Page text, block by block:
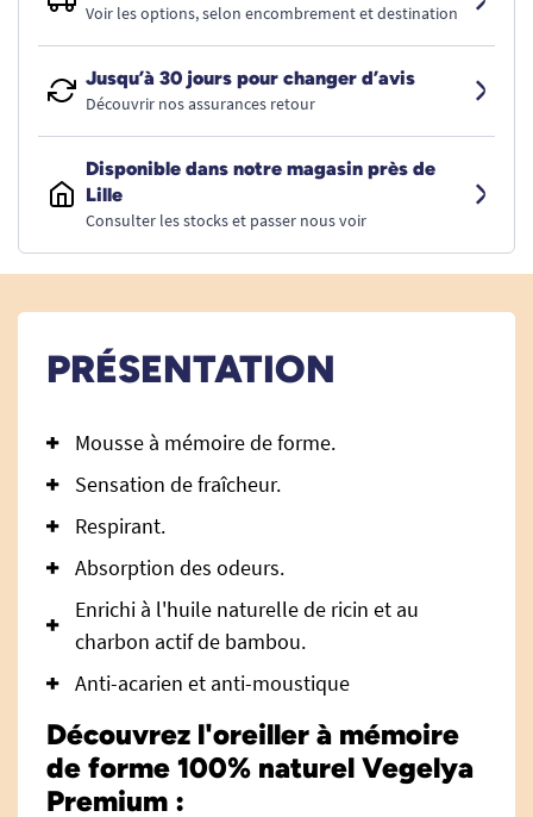
Voir les options, selon encombrement et destination
Jusqu’à 30 jours pour changer d’avis
Découvrir nos assurances retour
Disponible dans notre magasin près de
Lille
Consulter les stocks et passer nous voir
PRÉSENTATION
Mousse à mémoire de forme.
Sensation de fraîcheur.
Respirant.
Absorption des odeurs.
Enrichi à l'huile naturelle de ricin et au
charbon actif de bambou.
Anti-acarien et anti-moustique
Découvrez l'oreiller à mémoire
de forme 100% naturel Vegelya
Premium :